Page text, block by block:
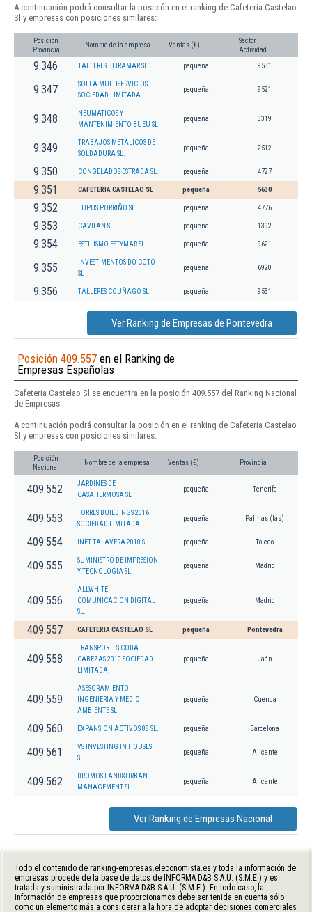
A continuación podrá consultar la posición en el ranking de Cafeteria Castelao
Sl y empresas con posiciones similares:
Posición
Provincia
Nombre de la empresa Ventas (€)
Sector
Actividad
9.346 TALLERES BEIRAMAR SL pequeña 9531
9.347
SOLLA MULTISERVICIOS
SOCIEDAD LIMITADA.
pequeña 9521
9.348
NEUMATICOS Y
MANTENIMIENTO BUEU SL
pequeña 3319
9.349
TRABAJOS METALICOS DE
SOLDADURA SL.
pequeña 2512
9.350 CONGELADOS ESTRADA SL. pequeña 4727
9.351 CAFETERIA CASTELAO SL pequeña 5630
9.352 LUPUS PORRIÑO SL pequeña 4776
9.353 CAVIFAN SL pequeña 1392
9.354 ESTILISMO ESTYMAR SL. pequeña 9621
9.355
INVESTIMENTOS DO COTO
SL
pequeña 6920
9.356 TALLERES COUÑAGO SL pequeña 9531
Ver Ranking de Empresas de Pontevedra
Posición 409.557 en el Ranking de
Empresas Españolas
Cafeteria Castelao Sl se encuentra en la posición 409.557 del Ranking Nacional
de Empresas.
A continuación podrá consultar la posición en el ranking de Cafeteria Castelao
Sl y empresas con posiciones similares:
Posición
Nacional
Nombre de la empresa Ventas (€) Provincia
409.552
JARDINES DE
CASAHERMOSA SL
pequeña Tenerife
409.553
TORRES BUILDINGS 2016
SOCIEDAD LIMITADA.
pequeña Palmas (las)
409.554 INET TALAVERA 2010 SL pequeña Toledo
409.555
SUMINISTRO DE IMPRESION
Y TECNOLOGIA SL.
pequeña Madrid
409.556
ALLWHITE
COMUNICACION DIGITAL
SL.
pequeña Madrid
409.557 CAFETERIA CASTELAO SL pequeña Pontevedra
409.558
TRANSPORTES COBA
CABEZAS 2010 SOCIEDAD
LIMITADA
pequeña Jaén
409.559
ASESORAMIENTO
INGENIERIA Y MEDIO
AMBIENTE SL
pequeña Cuenca
409.560 EXPANSION ACTIVOS 88 SL. pequeña Barcelona
409.561
VS INVESTING IN HOUSES
SL.
pequeña Alicante
409.562
DROMOS LAND&URBAN
MANAGEMENT SL.
pequeña Alicante
Ver Ranking de Empresas Nacional
Todo el contenido de ranking-empresas.eleconomista.es y toda la información de
empresas procede de la base de datos de INFORMA D&B S.A.U. (S.M.E.) y es
tratada y suministrada por INFORMA D&B S.A.U. (S.M.E.). En todo caso, la
información de empresas que proporcionamos debe ser tenida en cuenta sólo
como un elemento más a considerar a la hora de adoptar decisiones comerciales